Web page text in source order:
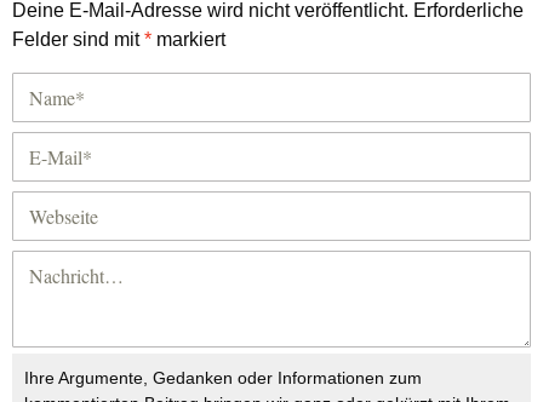
Deine E-Mail-Adresse wird nicht veröffentlicht. Erforderliche
Felder sind mit* markiert
Ihre Argumente, Gedanken oder Informationen zum